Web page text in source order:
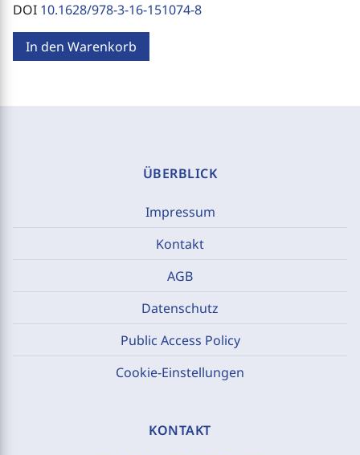
DOI 10.1628/978-3-16-151074-8
In den Warenkorb
ÜBERBLICK
Impressum
Kontakt
AGB
Datenschutz
Public Access Policy
Cookie-Einstellungen
KONTAKT